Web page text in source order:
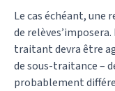
Le cas échéant, une
de
traitant devra être
de sous-traitance –
probablement